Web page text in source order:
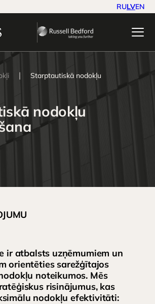
RULVEN
|
Starptautiskā nodokļu
nodokļu
ir atbalsts uzņēmumiem un
orientēties sarežģītajos
noteikumos. Mēs
risinājumus, kas
nodokļu efektivitāti: